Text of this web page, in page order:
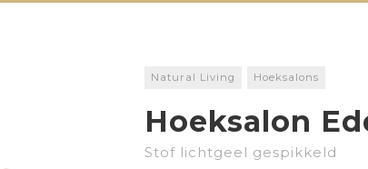
Natural Living Hoeksalons
Hoeksalon
Stof lichtgeel gespikkeld